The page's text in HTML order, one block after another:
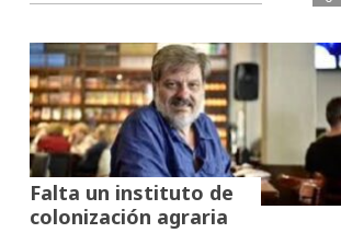
Falta un instituto de
colonización agraria